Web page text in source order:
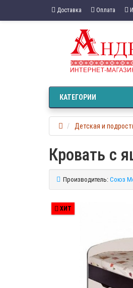
Доставка Оплата
КАТЕГОРИИ
Детская и
Кровать с
Производитель: Союз
ХИТ